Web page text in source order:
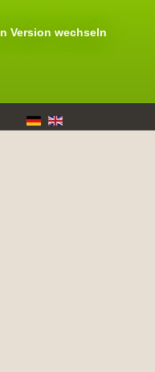
Version wechseln